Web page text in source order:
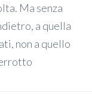
Ma senza
a quella
non a quello